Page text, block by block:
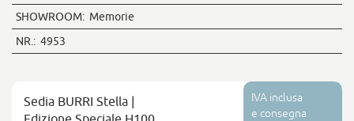
SHOWROOM: Memorie
NR.: 4953
IVA inclusa
e consegna
Sedia BURRI Stella |